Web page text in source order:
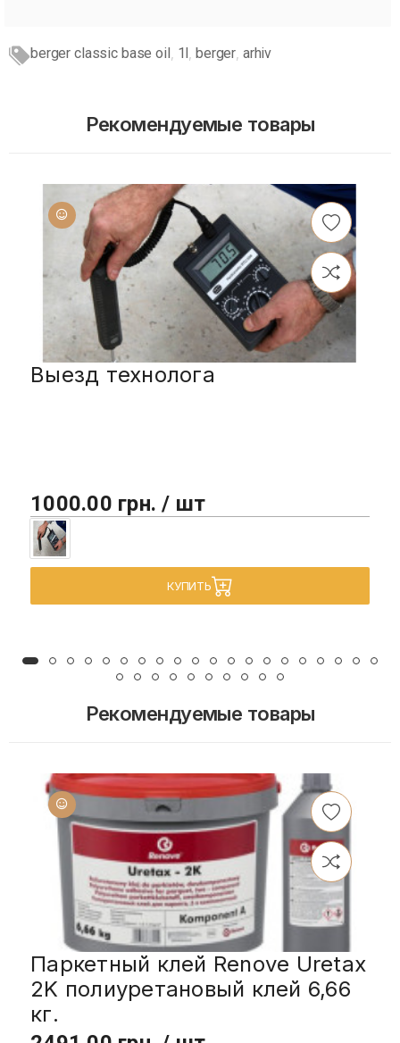
berger classic base oil 1l berger arhiv
Рекомендуемые товары
Выезд технолога
1000.00 грн. / шт
КУПИТЬ
Рекомендуемые товары
Паркетный клей Renove Uretax
2K полиуретановый клей 6,66
кг.